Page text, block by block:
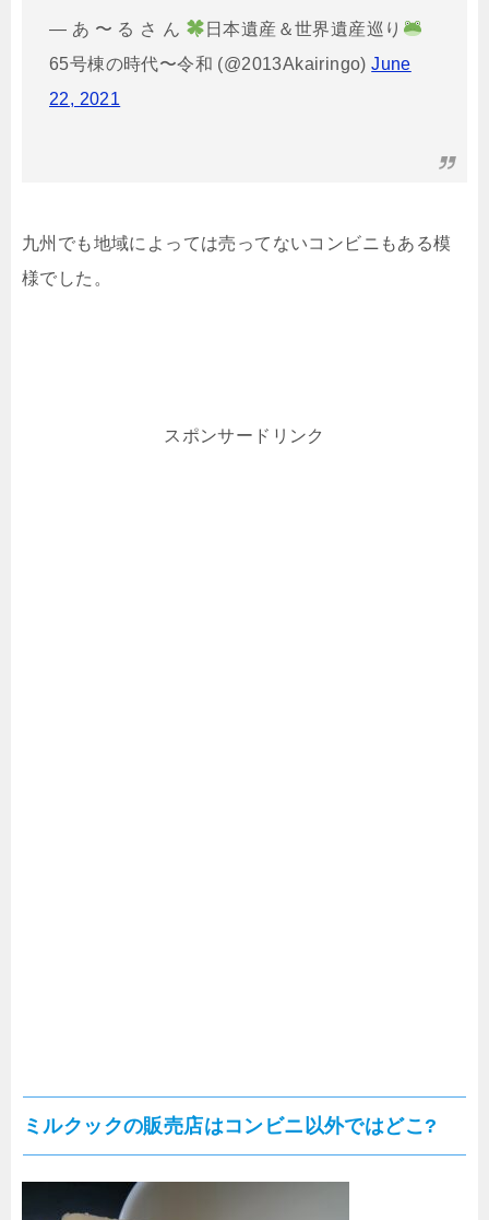
— あ 〜 る さ ん
日本遺産＆世界遺産巡り
65号棟の時代〜令和 (@2013Akairingo)June
22, 2021
九州でも地域によっては売ってないコンビニもある模
様でした。
スポンサードリンク
ミルクックの販売店はコンビニ以外ではどこ?